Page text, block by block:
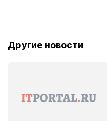
Другие новости